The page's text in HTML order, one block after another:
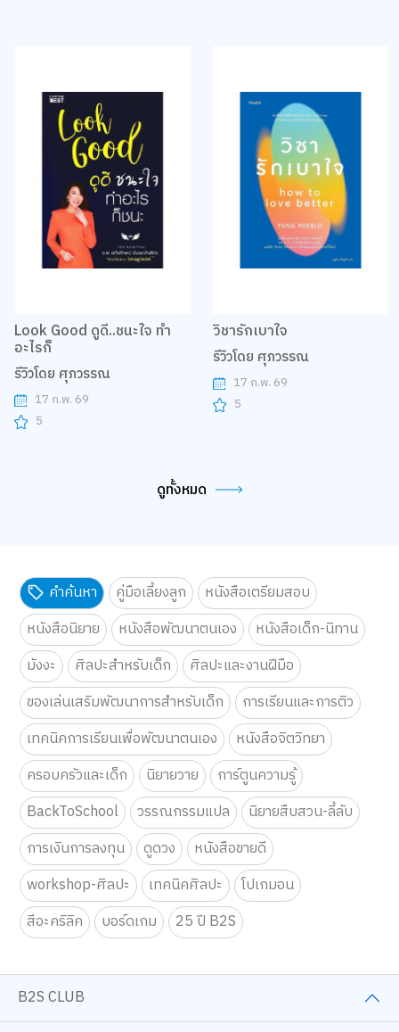
Look Good ดูดี..ชนะใจ ทำ
อะไรก็
รีวิวโดย ศุภวรรณ
17 ก.พ. 69
5
วิชารักเบาใจ
รีวิวโดย ศุภวรรณ
17 ก.พ. 69
5
ดูทั้งหมด
คำค้นหา คู่มือเลี้ยงลูก
หนังสือเตรียมสอบ
หนังสือนิยาย
หนังสือพัฒนาตนเอง
หนังสือเด็ก-นิทาน
มังงะ
ศิลปะสำหรับเด็ก
ศิลปะและงานฝีมือ
ของเล่นเสริมพัฒนาการสำหรับเด็ก
การเรียนและการติว
เทคนิคการเรียนเพื่อพัฒนาตนเอง
หนังสือจิตวิทยา
ครอบครัวและเด็ก
นิยายวาย
การ์ตูนความรู้
BackToSchool
วรรณกรรมแปล
นิยายสืบสวน-ลี้ลับ
การเงินการลงทุน
ดูดวง
หนังสือขายดี
workshop-ศิลปะ
เทคนิคศิลปะ
โปเกมอน
สีอะคริลิค
บอร์ดเกม 25 ปี B2S
B2S CLUB